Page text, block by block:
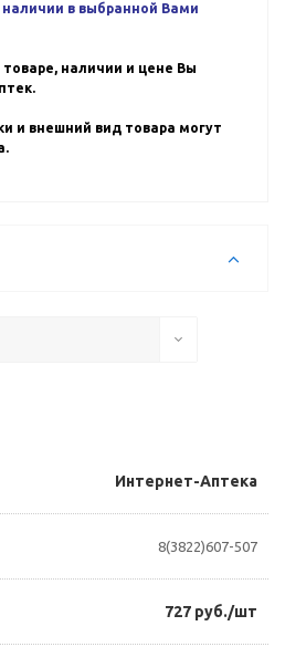
наличии в выбранной Вами
наличии и цене Вы
и внешний вид товара могут
Интернет-Аптека
8(3822)607-507
727 руб./шт